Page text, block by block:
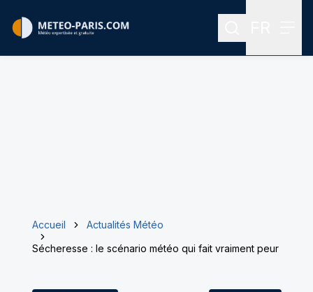
Rechercher
Accueil
Actualités Météo
Sécheresse : le scénario météo qui fait vraiment peur